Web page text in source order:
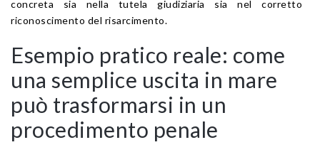
concreta sia nella tutela giudiziaria sia nel corretto
riconoscimento del risarcimento.
Esempio pratico reale: come
una semplice uscita in mare
può trasformarsi in un
procedimento penale